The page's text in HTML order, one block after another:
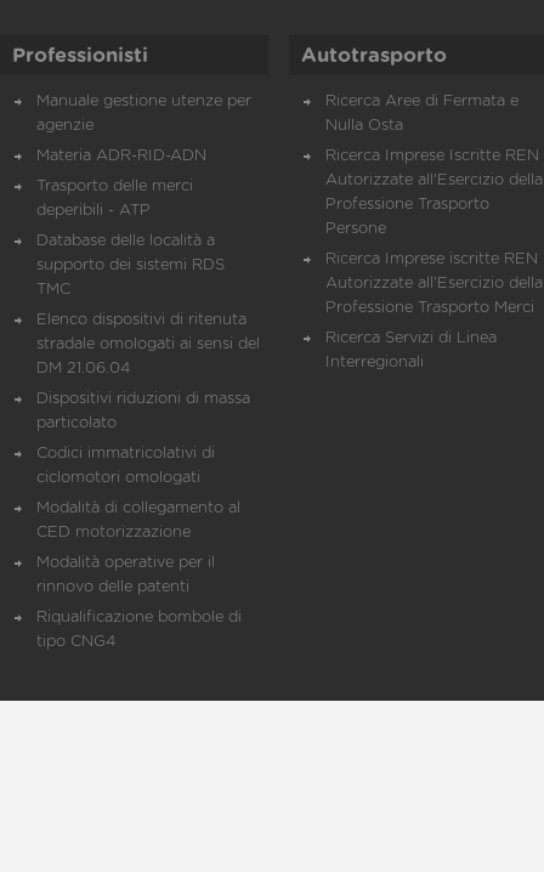
Professionisti
Manuale gestione utenze per
agenzie
Materia ADR-RID-ADN
Trasporto delle merci
deperibili - ATP
Database delle località a
supporto dei sistemi RDS
TMC
Elenco dispositivi di ritenuta
stradale omologati ai sensi del
DM 21.06.04
Dispositivi riduzioni di massa
particolato
Codici immatricolativi di
ciclomotori omologati
Modalità di collegamento al
CED motorizzazione
Modalità operative per il
rinnovo delle patenti
Riqualificazione bombole di
tipo CNG4
Autotrasporto
Ricerca Aree di Fermata e
Nulla Osta
Ricerca Imprese Iscritte REN
Autorizzate all'Esercizio della
Professione Trasporto
Persone
Ricerca Imprese iscritte REN
Autorizzate all'Esercizio della
Professione Trasporto Merci
Ricerca Servizi di Linea
Interregionali